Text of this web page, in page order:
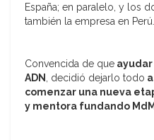
España; en paralelo, y los
también la empresa en Perú.
Convencida de que ayudar
ADN , decidió dejarlo todo
comenzar una nueva
y mentora fundando